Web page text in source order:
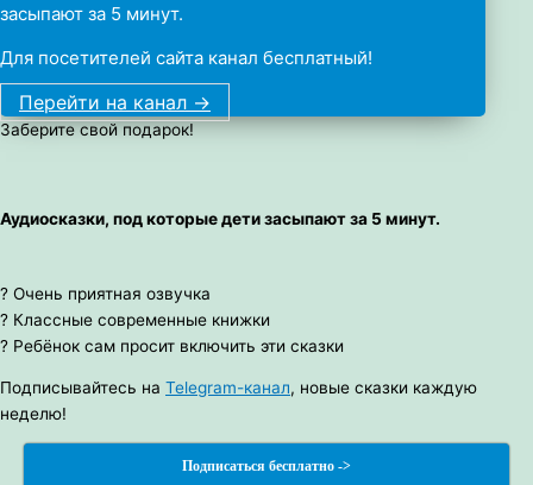
засыпают за 5 минут.
Для посетителей сайта канал бесплатный!
Перейти на канал ->
Заберите свой подарок!
Аудиосказки, под которые дети засыпают за 5 минут.
? Очень приятная озвучка
? Классные современные книжки
? Ребёнок сам просит включить эти сказки
Подписывайтесь на Telegram-канал, новые сказки каждую
неделю!
Подписаться бесплатно ->